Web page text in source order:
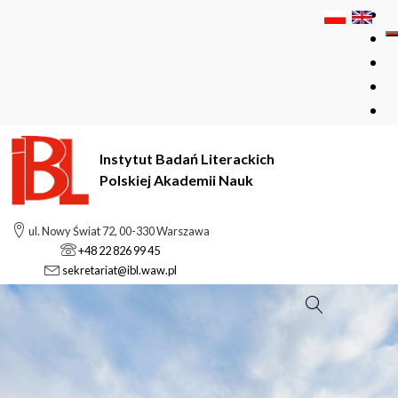
Instytut Badań Literackich
Polskiej Akademii Nauk
ul. Nowy Świat 72, 00-330 Warszawa
+48 22 826 99 45
sekretariat@ibl.waw.pl
Szukaj